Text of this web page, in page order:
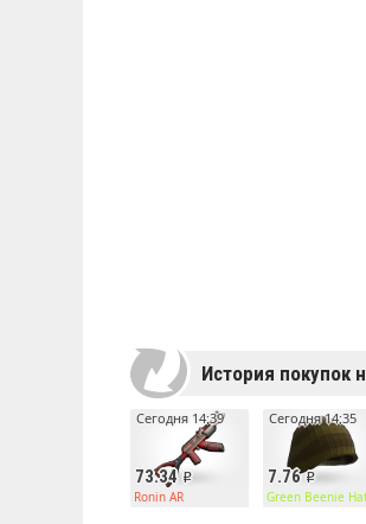
История покупок
73.34
Сегодня 14:39
Ronin AR
7.76
Сегодня 14:35
Green Beenie